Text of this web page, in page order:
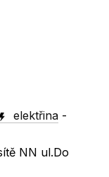
elektřina -
NN ul.Do